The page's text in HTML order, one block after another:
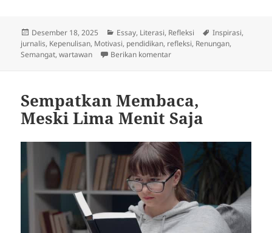
Diposkan
pada
Desember 18, 2025 Kategori
Essay, Literasi, Refleksi Tag
Inspirasi,
jurnalis, Kepenulisan, Motivasi, pendidikan, refleksi, Renungan,
Semangat,wartawan Berikan komentaruntuk Seandainya Saya
Sempatkan Membaca,
Meski Lima Menit Saja